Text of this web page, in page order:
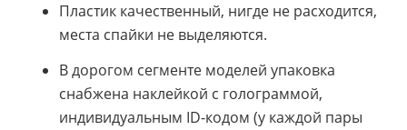
Пластик качественный, нигде не расходится,
места спайки не выделяются.
В дорогом сегменте моделей упаковка
снабжена наклейкой с голограммой,
индивидуальным ID-кодом (у каждой пары